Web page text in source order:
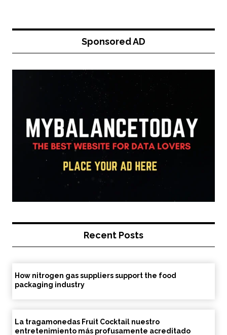
Sponsored AD
Recent Posts
How nitrogen gas suppliers support the food
packaging industry
La tragamonedas Fruit Cocktail nuestro
entretenimiento más profusamente acreditado